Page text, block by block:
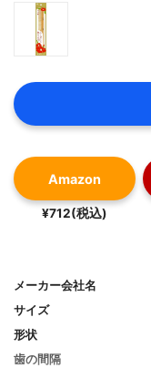
Amazon
¥712(税込)
メーカー会社名
サイズ
形状
歯の間隔